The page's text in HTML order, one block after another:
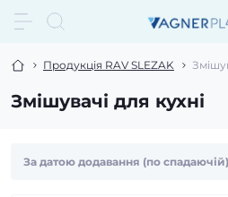
Продукція RAV SLEZAK
Змішувачі для кухні